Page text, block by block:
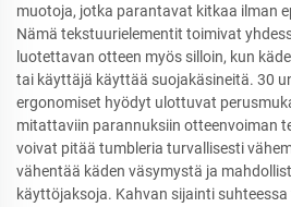
muotoja, jotka parantavat kitkaa ilman
Nämä tekstuurielementit toimivat
luotettavan otteen myös silloin, kun
tai käyttäjä käyttää suojakäsineitä. 30
ergonomiset hyödyt ulottuvat
mitattaviin parannuksiin otteenvoiman
voivat pitää tumbleria turvallisesti
vähentää käden väsymystä ja
käyttöjaksoja. Kahvan sijainti